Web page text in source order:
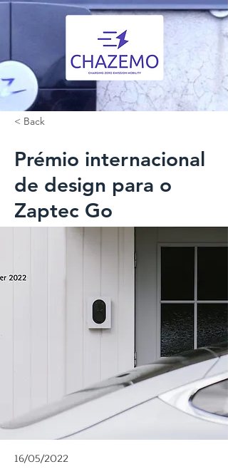
< Back
Prémio internacional
de design para o
Zaptec Go
16/05/2022